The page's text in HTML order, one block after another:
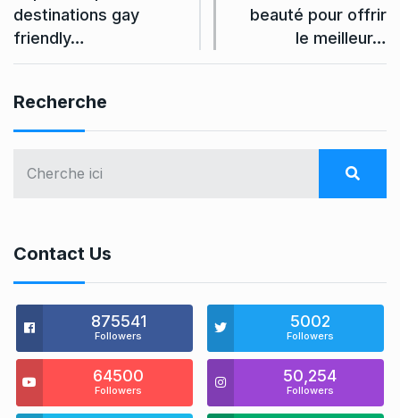
destinations gay
friendly…
beauté pour offrir
le meilleur…
Recherche
Contact Us
875541
Followers
5002
Followers
64500
Followers
50,254
Followers